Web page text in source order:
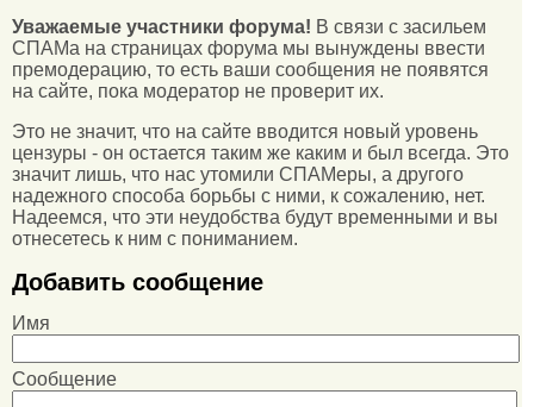
Уважаемые участники форума! В связи с засильем
СПАМа на страницах форума мы вынуждены ввести
премодерацию, то есть ваши сообщения не появятся
на сайте, пока модератор не проверит их.
Это не значит, что на сайте вводится новый уровень
цензуры - он остается таким же каким и был всегда. Это
значит лишь, что нас утомили СПАМеры, а другого
надежного способа борьбы с ними, к сожалению, нет.
Надеемся, что эти неудобства будут временными и вы
отнесетесь к ним с пониманием.
Добавить сообщение
Имя
Сообщение